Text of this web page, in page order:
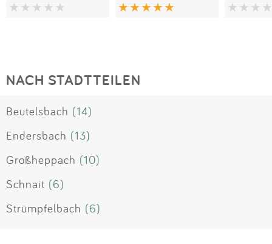
NACH STADTTEILEN
Beutelsbach (14)
Endersbach (13)
Großheppach (10)
Schnait (6)
Strümpfelbach (6)